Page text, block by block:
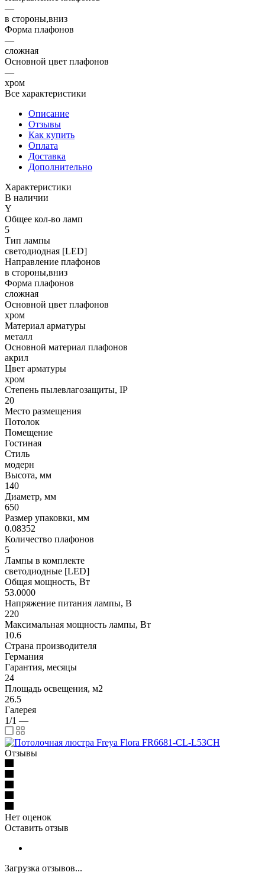
—
в стороны,вниз
Форма плафонов
—
сложная
Основной цвет плафонов
—
хром
Все характеристики
Описание
Отзывы
Как купить
Оплата
Доставка
Дополнительно
Характеристики
В наличии
Y
Общее кол-во ламп
5
Тип лампы
светодиодная [LED]
Направление плафонов
в стороны,вниз
Форма плафонов
сложная
Основной цвет плафонов
хром
Материал арматуры
металл
Основной материал плафонов
акрил
Цвет арматуры
хром
Степень пылевлагозащиты, IP
20
Место размещения
Потолок
Помещение
Гостиная
Стиль
модерн
Высота, мм
140
Диаметр, мм
650
Размер упаковки, мм
0.08352
Количество плафонов
5
Лампы в комплекте
светодиодные [LED]
Общая мощность, Вт
53.0000
Напряжение питания лампы, В
220
Максимальная мощность лампы, Вт
10.6
Страна производителя
Германия
Гарантия, месяцы
24
Площадь освещения, м2
26.5
Галерея
1/1 —
Отзывы
Нет оценок
Оставить отзыв
Загрузка отзывов...